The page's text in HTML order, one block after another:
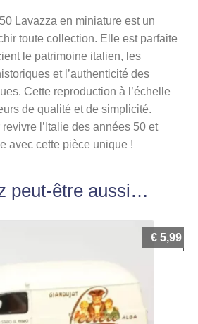
Lavazza en miniature est un
toute collection. Elle est parfaite
le patrimoine italien, les
et l’authenticité des
Cette reproduction à l’échelle
de qualité et de simplicité.
l’Italie des années 50 et
avec cette pièce unique !
peut-être aussi…
€ 5,99